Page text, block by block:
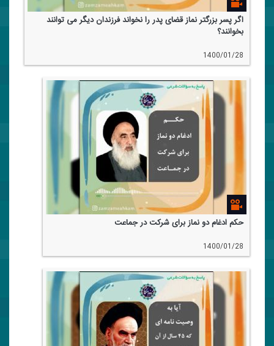
اگر پسر بزرگتر نماز قضای پدر را نخواند فرزندان دیگر می توانند
بخوانند؟
1400/01/28
حكم ادغام دو نماز برای شركت در جماعت
1400/01/28